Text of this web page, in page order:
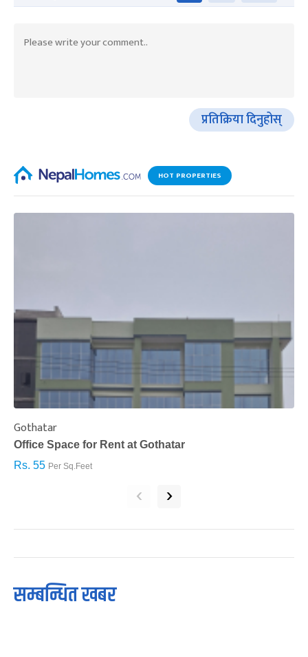
प्रतिक्रिया दिनुहोस्
HOT PROPERTIES
Gothatar
Office Space for Rent at Gothatar
Rs. 55 Per Sq.Feet
‹ ›
सम्बन्धित खबर